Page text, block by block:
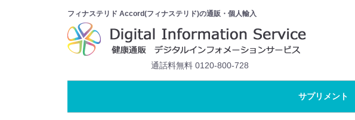
フィナステリド Accord(フィナステリド)の通販・個人輸入
通話料無料 0120-800-728
サプリメント